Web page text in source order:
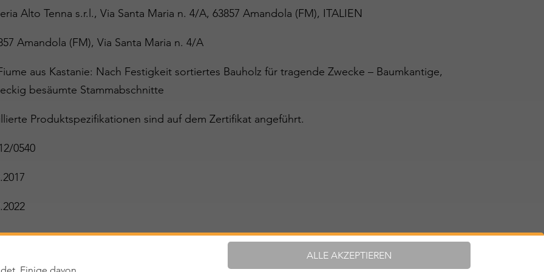
ALLE AKZEPTIEREN
Alto Tenna s.r.l., Via Santa Maria n. 4/A, 63857 Amandola (FM), ITALIEN
Amandola (FM), Via Santa Maria n. 4/A
aus Kastanie: Nach Festigkeit sortiertes Bauholz für tragende Zwecke – Baumkantige,
besäumte Stammabschnitte
Produktspezifikationen sind auf dem Zertifikat angeführt.
0540